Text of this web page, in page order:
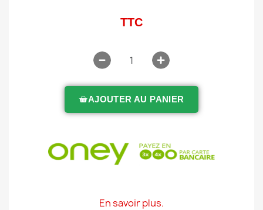
TTC
AJOUTER AU PANIER
En savoir plus.